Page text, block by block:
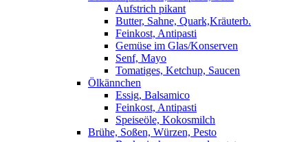
Aufstrich pikant
Butter, Sahne, Quark,Kräuterb.
Feinkost, Antipasti
Gemüse im Glas/Konserven
Senf, Mayo
Tomatiges, Ketchup, Saucen
Ölkännchen
Essig, Balsamico
Feinkost, Antipasti
Speiseöle, Kokosmilch
Brühe, Soßen, Würzen, Pesto